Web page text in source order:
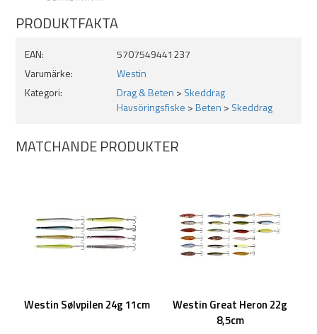
Dubbla fjäderringar
Sylvass trekrok
Färger med "extra" egenskaper.
Amber = fluomax, glow
PRODUKTFAKTA
EAN:
5707549441237
Varumärke:
Westin
Kategori:
Drag & Beten > Skeddrag
Havsöringsfiske >Beten > Skeddrag
MATCHANDE PRODUKTER
Westin Sølvpilen 24g 11cm
Westin Great Heron 22g
8,5cm